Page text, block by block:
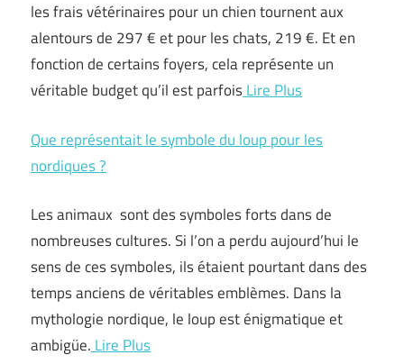
les frais vétérinaires pour un chien tournent aux
alentours de 297 € et pour les chats, 219 €. Et en
fonction de certains foyers, cela représente un
véritable budget qu’il est parfoisLire Plus
Que représentait le symbole du loup pour les
nordiques ?
Les animaux sont des symboles forts dans de
nombreuses cultures. Si l’on a perdu aujourd’hui le
sens de ces symboles, ils étaient pourtant dans des
temps anciens de véritables emblèmes. Dans la
mythologie nordique, le loup est énigmatique et
ambigüe. Lire Plus